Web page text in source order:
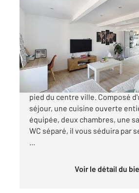
LE PUY EN VELAY 43
, 3 pièces
Appartement F3 à vendre
215 000 €
Appartement F3 de 2018 situé à
pied du centre ville. Composé
séjour, une cuisine ouverte
équipée, deux chambres, une
WC séparé, il vous séduira par
...
Voir le détail du